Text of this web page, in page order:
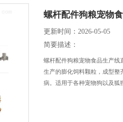
螺杆配件狗粮宠物
更新时间：2026-05-05
简要描述：
螺杆配件狗粮宠物食品生产线
生产的膨化饲料颗粒，成型整
病。适用于各种宠物狗以及狐